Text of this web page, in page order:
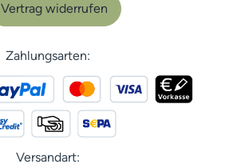
Vertrag widerrufen
Zahlungsarten:
Versandart: